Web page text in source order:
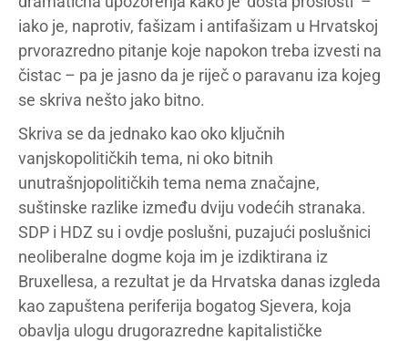
iako je, naprotiv, fašizam i antifašizam u Hrvatskoj
prvorazredno pitanje koje napokon treba izvesti na
čistac – pa je jasno da je riječ o paravanu iza kojeg
se skriva nešto jako bitno.
Skriva se da jednako kao oko ključnih
vanjskopolitičkih tema, ni oko bitnih
unutrašnjopolitičkih tema nema značajne,
suštinske razlike između dviju vodećih stranaka.
SDP i HDZ su i ovdje poslušni, puzajući poslušnici
neoliberalne dogme koja im je izdiktirana iz
Bruxellesa, a rezultat je da Hrvatska danas izgleda
kao zapuštena periferija bogatog Sjevera, koja
obavlja ulogu drugorazredne kapitalističke